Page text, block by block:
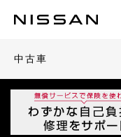
中古車
閉じる